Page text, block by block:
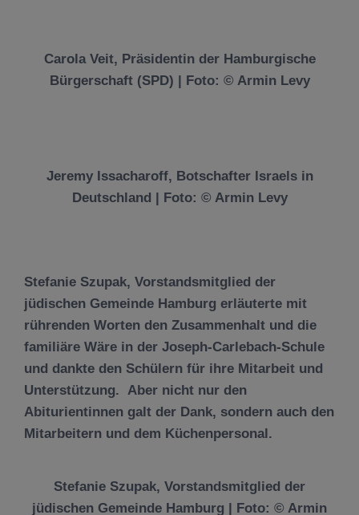
Carola Veit, Präsidentin der Hamburgische
Bürgerschaft (SPD) | Foto: © Armin Levy
Jeremy Issacharoff, Botschafter Israels in
Deutschland | Foto: © Armin Levy
Stefanie Szupak, Vorstandsmitglied der
jüdischen Gemeinde Hamburg erläuterte mit
rührenden Worten den Zusammenhalt und die
familiäre Wäre in der Joseph-Carlebach-Schule
und dankte den Schülern für ihre Mitarbeit und
Unterstützung. Aber nicht nur den
Abiturientinnen galt der Dank, sondern auch den
Mitarbeitern und dem Küchenpersonal.
Stefanie Szupak, Vorstandsmitglied der
jüdischen Gemeinde Hamburg | Foto: © Armin